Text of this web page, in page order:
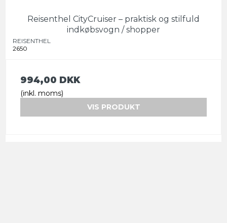
Reisenthel CityCruiser – praktisk og stilfuld
indkøbsvogn / shopper
REISENTHEL
2650
994,00 DKK
(inkl. moms)
VIS PRODUKT